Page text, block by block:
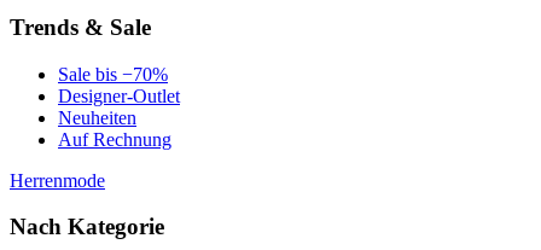
Trends & Sale
Sale bis −70%
Designer-Outlet
Neuheiten
Auf Rechnung
Herrenmode
Nach Kategorie